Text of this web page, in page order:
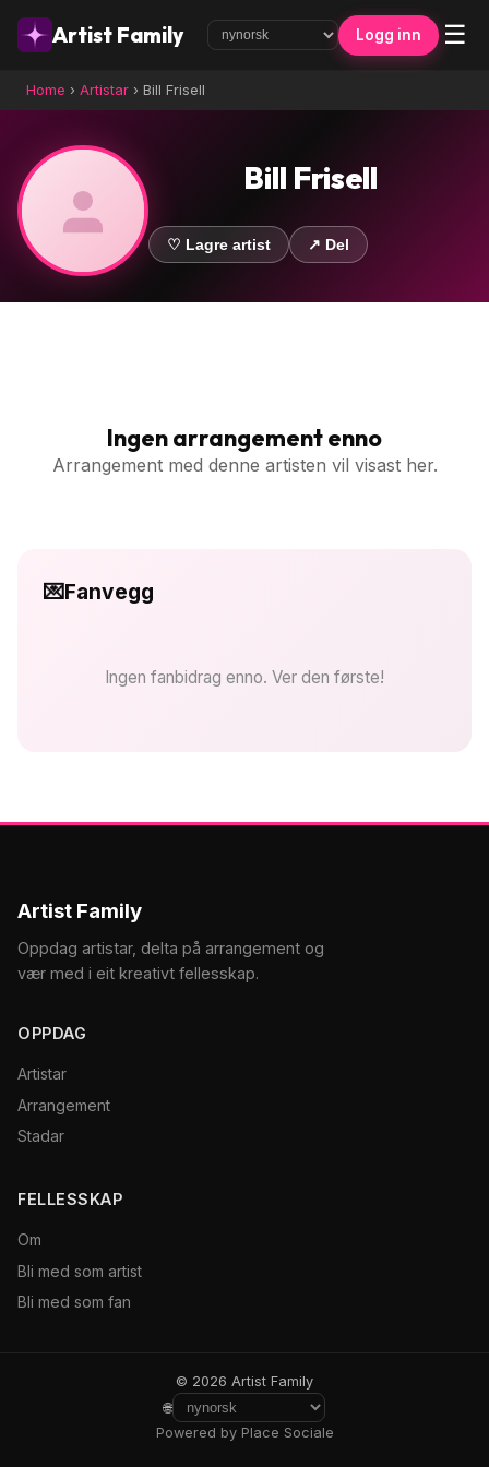
Artist Family Logg inn ☰
Home › Artistar › Bill Frisell
Bill Frisell
♡ Lagre artist ↗ Del
Ingen arrangement enno
Arrangement med denne artisten vil visast her.
💌Fanvegg
Ingen fanbidrag enno. Ver den første!
Artist Family
Oppdag artistar, delta på arrangement og
vær med i eit kreativt fellesskap.
OPPDAG
Artistar
Arrangement
Stadar
FELLESSKAP
Om
Bli med som artist
Bli med som fan
© 2026 Artist Family
🌐
Powered by Place Sociale